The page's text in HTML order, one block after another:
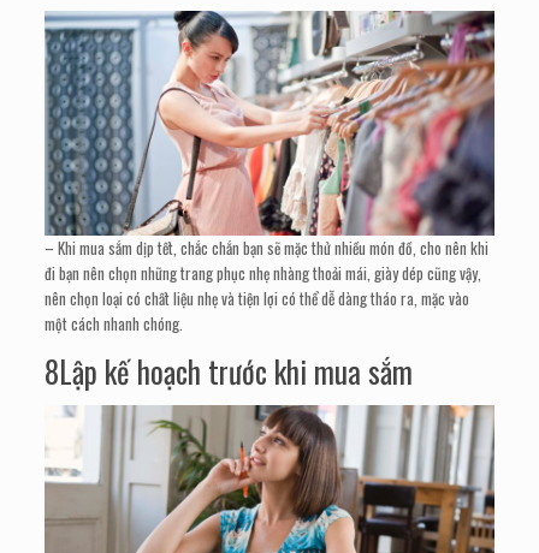
– Khi mua sắm dịp tết, chắc chắn bạn sẽ mặc thử nhiều món đồ, cho nên khi
đi bạn nên chọn những trang phục nhẹ nhàng thoải mái, giày dép cũng vậy,
nên chọn loại có chất liệu nhẹ và tiện lợi có thể dễ dàng tháo ra, mặc vào
một cách nhanh chóng.
8Lập kế hoạch trước khi mua sắm